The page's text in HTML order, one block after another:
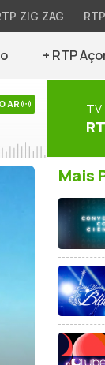
ZIG ZAG
+ RTP
AR TV
Mais